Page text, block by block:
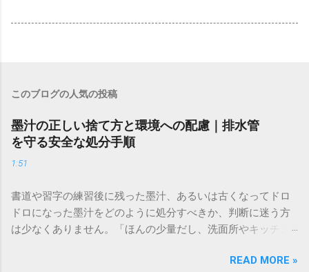
このブログの人気の投稿
墨汁の正しい捨て方と環境への配慮｜排水管
を守る安全な処分手順
1:51
書道や習字の練習後に残った墨汁、あるいは古くなってドロ
ドロになった墨汁をどのように処分すべきか、判断に迷う方
は少なくありません。「ほんの少量だし、洗面所やキッチン
と、実は予期せぬトラブルを招く原因となります。 墨汁は、
READ MORE »